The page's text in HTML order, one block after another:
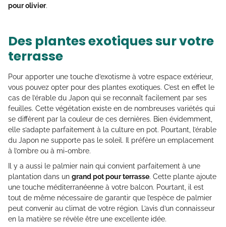
pour olivier.
Des plantes exotiques sur votre
terrasse
Pour apporter une touche d’exotisme à votre espace extérieur,
vous pouvez opter pour des plantes exotiques. C’est en effet le
cas de l’érable du Japon qui se reconnaît facilement par ses
feuilles. Cette végétation existe en de nombreuses variétés qui
se diffèrent par la couleur de ces dernières. Bien évidemment,
elle s’adapte parfaitement à la culture en pot. Pourtant, l’érable
du Japon ne supporte pas le soleil. Il préfère un emplacement
à l’ombre ou à mi-ombre.
Il y a aussi le palmier nain qui convient parfaitement à une
plantation dans un grand pot pour terrasse. Cette plante ajoute
une touche méditerranéenne à votre balcon. Pourtant, il est
tout de même nécessaire de garantir que l’espèce de palmier
peut convenir au climat de votre région. L’avis d’un connaisseur
en la matière se révèle être une excellente idée.